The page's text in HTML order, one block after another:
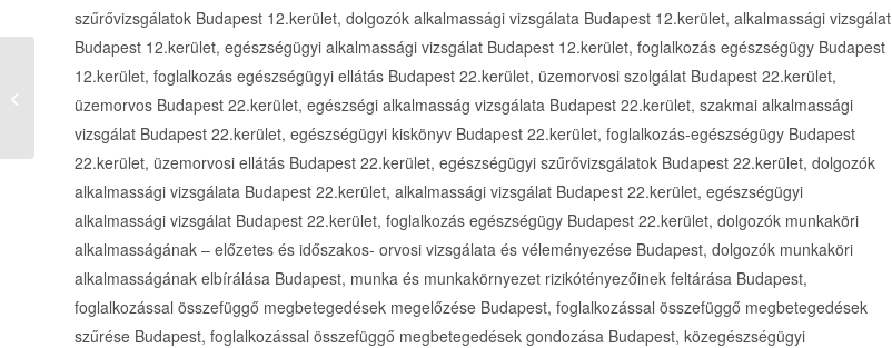
szűrővizsgálatok Budapest 12.kerület, dolgozók alkalmassági vizsgálata Budapest 12.kerület, alkalmassági vizsgálat
Budapest 12.kerület, egészségügyi alkalmassági vizsgálat Budapest 12.kerület, foglalkozás egészségügy Budapest
12.kerület, foglalkozás egészségügyi ellátás Budapest 22.kerület, üzemorvosi szolgálat Budapest 22.kerület,
üzemorvos Budapest 22.kerület, egészségi alkalmasság vizsgálata Budapest 22.kerület, szakmai alkalmassági
vizsgálat Budapest 22.kerület, egészségügyi kiskönyv Budapest 22.kerület, foglalkozás-egészségügy Budapest
22.kerület, üzemorvosi ellátás Budapest 22.kerület, egészségügyi szűrővizsgálatok Budapest 22.kerület, dolgozók
alkalmassági vizsgálata Budapest 22.kerület, alkalmassági vizsgálat Budapest 22.kerület, egészségügyi
alkalmassági vizsgálat Budapest 22.kerület, foglalkozás egészségügy Budapest 22.kerület, dolgozók munkaköri
alkalmasságának – előzetes és időszakos- orvosi vizsgálata és véleményezése Budapest, dolgozók munkaköri
alkalmasságának elbírálása Budapest, munka és munkakörnyezet rizikótényezőinek feltárása Budapest,
foglalkozással összefüggő megbetegedések megelőzése Budapest, foglalkozással összefüggő megbetegedések
szűrése Budapest, foglalkozással összefüggő megbetegedések gondozása Budapest, közegészségügyi
Fenyődi Panzió és Vendéglő Békés
megye